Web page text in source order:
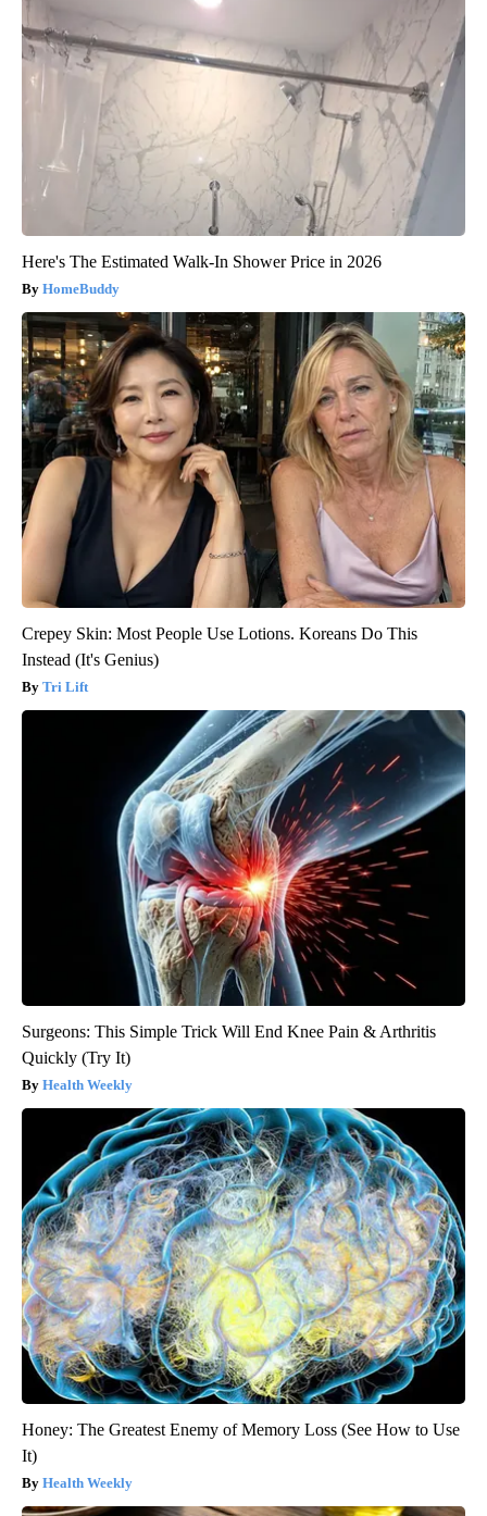
Here's The Estimated Walk-In Shower Price in 2026
HomeBuddy
Crepey Skin: Most People Use Lotions. Koreans Do This
Instead (It's Genius)
Tri Lift
Surgeons: This Simple Trick Will End Knee Pain & Arthritis
Quickly (Try It)
Health Weekly
Honey: The Greatest Enemy of Memory Loss (See How to Use
It)
Health Weekly